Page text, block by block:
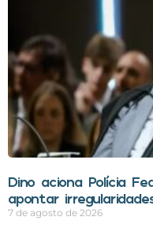
Dino aciona Polícia
apontar
7 de agosto de 2026